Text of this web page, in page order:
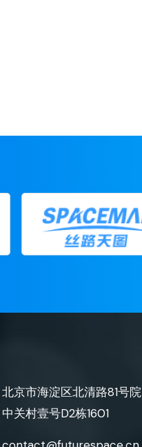
北京市海淀区北清路81号院
中关村壹号D2栋1601